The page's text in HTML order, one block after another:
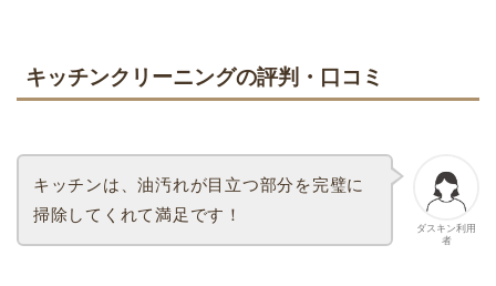
キッチンクリーニングの評判・口コミ
ダスキン利用
者
キッチンは、油汚れが目立つ部分を完璧に
掃除してくれて満足です！